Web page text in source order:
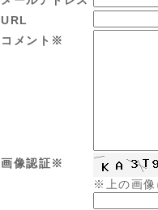
URL
コメント※
画像認証※
※上の画像